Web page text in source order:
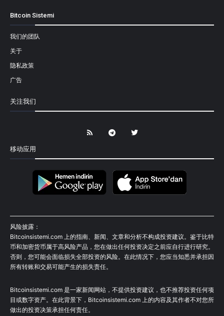
Bitcoin Sistemi
我们的团队
关于
隐私政策
广告
关注我们
移动应用
风险披露：
Bitcoinsistemi.com 上的指南、新闻、文章和分析不构成投资建议。鉴于比特
币和加密货币属于高风险产品，您在做出任何投资决定之前应自行进行研究。
否则，您可能会面临损失全部投资的风险。在此情况下，您应当知悉并承担因
所有转账和交易可能产生的损失责任。
Bitcoinsistemi.com 是一家新闻网站，不提供投资建议，也不推荐投资任何项
目或数字资产。在此背景下，Bitcoinsistemi.com 上的内容及其作者不对您所
做出的投资决策承担任何责任。